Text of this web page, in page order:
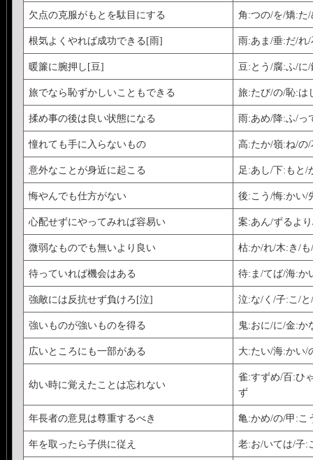
欠点の克服がもとを駄目にする 角:つの/を/矯:た
根気よくやれば成功できる[雨] 雨:あま/垂:だ/れ
暖簾に腕押し[豆] 豆:とう/腐:ふ/に
旅でなら恥ずかしいこともできる 旅:たび/の/恥:は
揉め事の後は良い状態になる 雨:あめ/降:ふ/っ
憧れても手に入らないもの 高:たか/嶺:ね/の
意外なことが身近に起こる 足:あし/下:もと/
悔やんでも仕方がない 後:こう/悔:かい/
心配せずにやってみれば容易い 案:あん/ずるよ
微弱なものでも無いより良い 枯:か/れ/木:き/
待っていれば機会はある 待:ま/てば/海:か
強敵には反抗せず負けろ[泣] 泣:な/く/子:こ/
強いものが強いものを得る 鬼:おに/に/金:か
広いところにも一部がある 大:たい/海:かい/
幼い時に覚えたことは忘れない
雀:すずめ/百:ひ
ず
年長者の意見は尊重するべき 亀:かめ/の/甲:こ
年を取ったら子供に従え 老:お/いては/子: